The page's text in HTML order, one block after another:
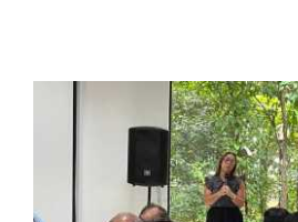
Image